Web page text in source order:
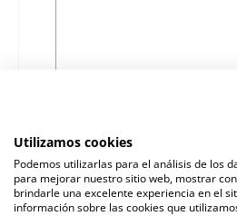
Austroflamm Ceres 450/
suelo a la
Número de producto:
Utilizamos cookies
Podemos utilizarlas para el análisis de los
para mejorar nuestro sitio web, mostrar
brindarle una excelente experiencia en el
información sobre las cookies que